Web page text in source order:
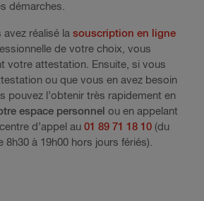
démarches.
réalisé la souscription en ligne
de votre choix, vous
votre attestation. Ensuite, si vous
ou que vous en avez besoin
pouvez l’obtenir très rapidement en
espace personnel ou en appelant
d’appel au 01 89 71 18 10 (du
8h30 à 19h00 hors jours fériés).